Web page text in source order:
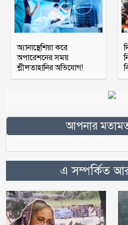
অ্যানাস্থেশিয়া করে
অপারেশনের সময়
শ্লীলতাহানির অভিযোগ!
আপনার
এ সম্পর্কিত